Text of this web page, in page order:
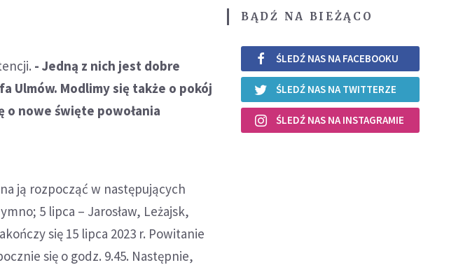
- Jedną z nich jest dobre
Ulmów. Modlimy się także o pokój
o nowe święte powołania
ją rozpocząć w następujących
5 lipca – Jarosław, Leżajsk,
się 15 lipca 2023 r. Powitanie
się o godz. 9.45. Następnie,
BĄDŹ NA BIEŻĄCO
ŚLEDŹ NAS NA FACEBOOKU
ŚLEDŹ NAS NA TWITTERZE
ŚLEDŹ NAS NA INSTAGRAMIE